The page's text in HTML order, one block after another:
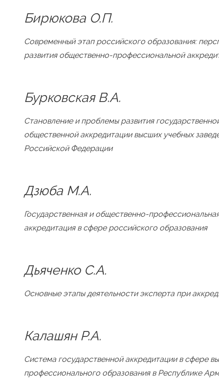
Бирюкова О.П.
Современный этап российского образования:
развития общественно-профессиональной
Бурковская В.А.
Становление и проблемы развития
общественной аккредитации высших учебных
Российской Федерации
Дзюба М.А.
Государственная и общественно-
аккредитация в сфере российского образования
Дьяченко С.А.
Основные этапы деятельности эксперта при
Калашян Р.А.
Система государственной аккредитации в сфере
профессионального образования в Республике